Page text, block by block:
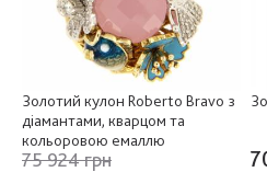
Золотий кулон Roberto Bravo з
діамантами, кварцом та
кольоровою емаллю
75 924 грн